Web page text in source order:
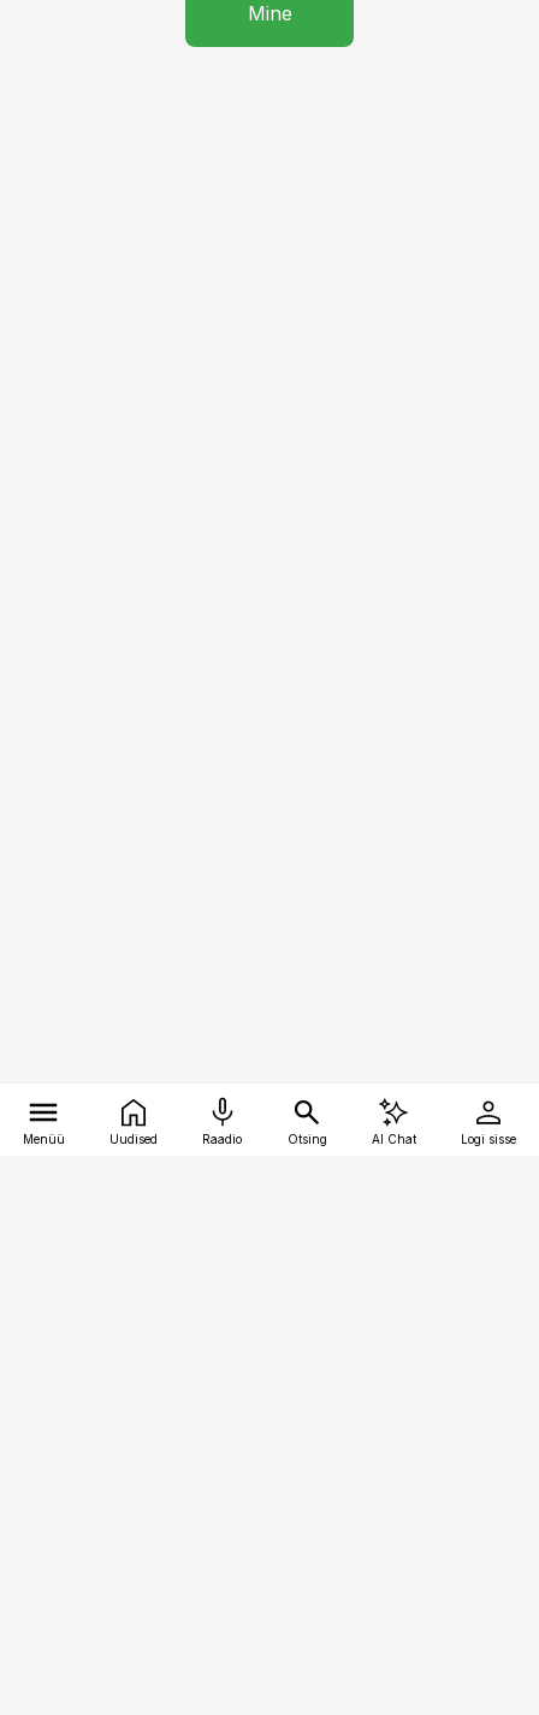
Mine
Menüü Uudised Raadio Otsing AI Chat Logi sisse